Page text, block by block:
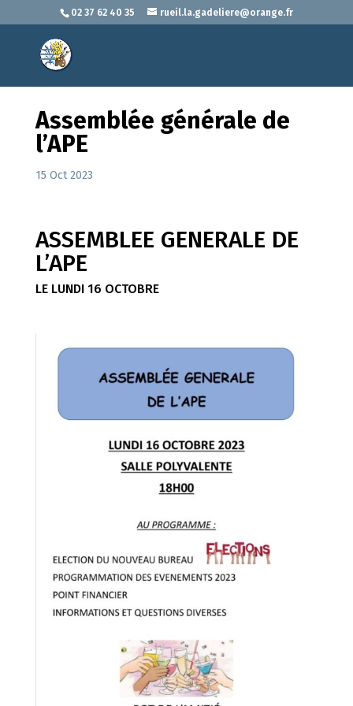
02 37 62 40 35 rueil.la.gadeliere@orange.fr
Assemblée générale de
l’APE
15 Oct 2023
ASSEMBLEE GENERALE DE
L’APE
LE LUNDI 16 OCTOBRE